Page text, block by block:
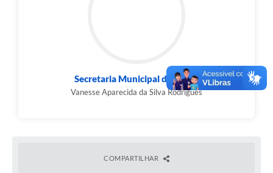
Secretaria Municipal de Saúde
Vanesse Aparecida da Silva Rodrigues
COMPARTILHAR